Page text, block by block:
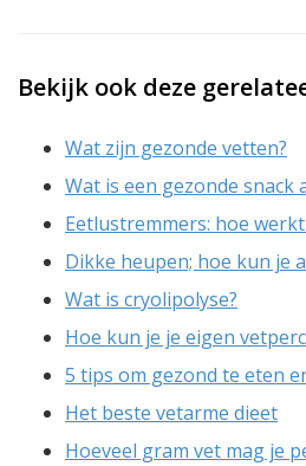
Bekijk ook deze
Wat zijn gezonde vetten?
Wat is een gezonde snack
Eetlustremmers: hoe
Dikke heupen; hoe kun je
Wat is cryolipolyse?
Hoe kun je je eigen
5 tips om gezond te eten
Het beste vetarme dieet
Hoeveel gram vet mag je